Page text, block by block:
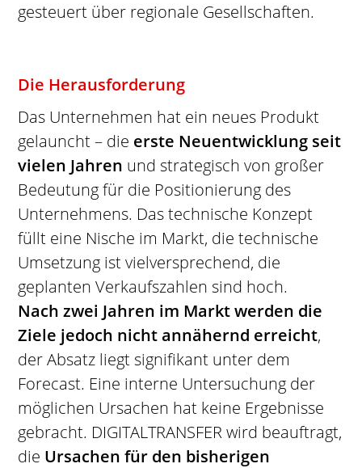
gesteuert über regionale Gesellschaften.
Die Herausforderung
Das Unternehmen hat ein neues Produkt
gelauncht – die erste Neuentwicklung seit
vielen Jahren und strategisch von großer
Bedeutung für die Positionierung des
Unternehmens. Das technische Konzept
füllt eine Nische im Markt, die technische
Umsetzung ist vielversprechend, die
geplanten Verkaufszahlen sind hoch.
Nach zwei Jahren im Markt werden die
Ziele jedoch nicht annähernd erreicht,
der Absatz liegt signifikant unter dem
Forecast. Eine interne Untersuchung der
möglichen Ursachen hat keine Ergebnisse
gebracht. DIGITALTRANSFER wird beauftragt,
die Ursachen für den bisherigen